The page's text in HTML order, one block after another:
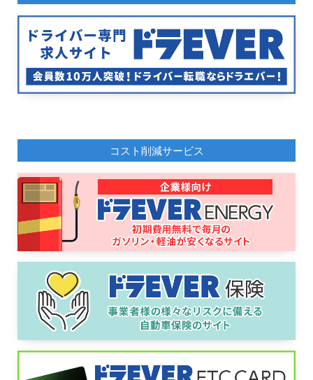
コスト削減サービス